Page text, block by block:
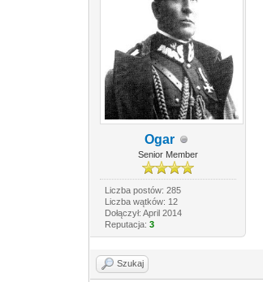
Ogar
Senior Member
Liczba postów: 285
Liczba wątków: 12
Dołączył: April 2014
Reputacja: 3
Szukaj